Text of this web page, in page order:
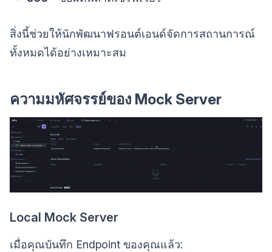
สิ่งนี้ช่วยให้นักพัฒนาฟรอนต์เอนด์จัดการสถานการณ์
ทั้งหมดได้อย่างเหมาะสม
ความมหัศจรรย์ของ Mock Server
Local Mock Server
เมื่อคุณบันทึก Endpoint ของคุณแล้ว: